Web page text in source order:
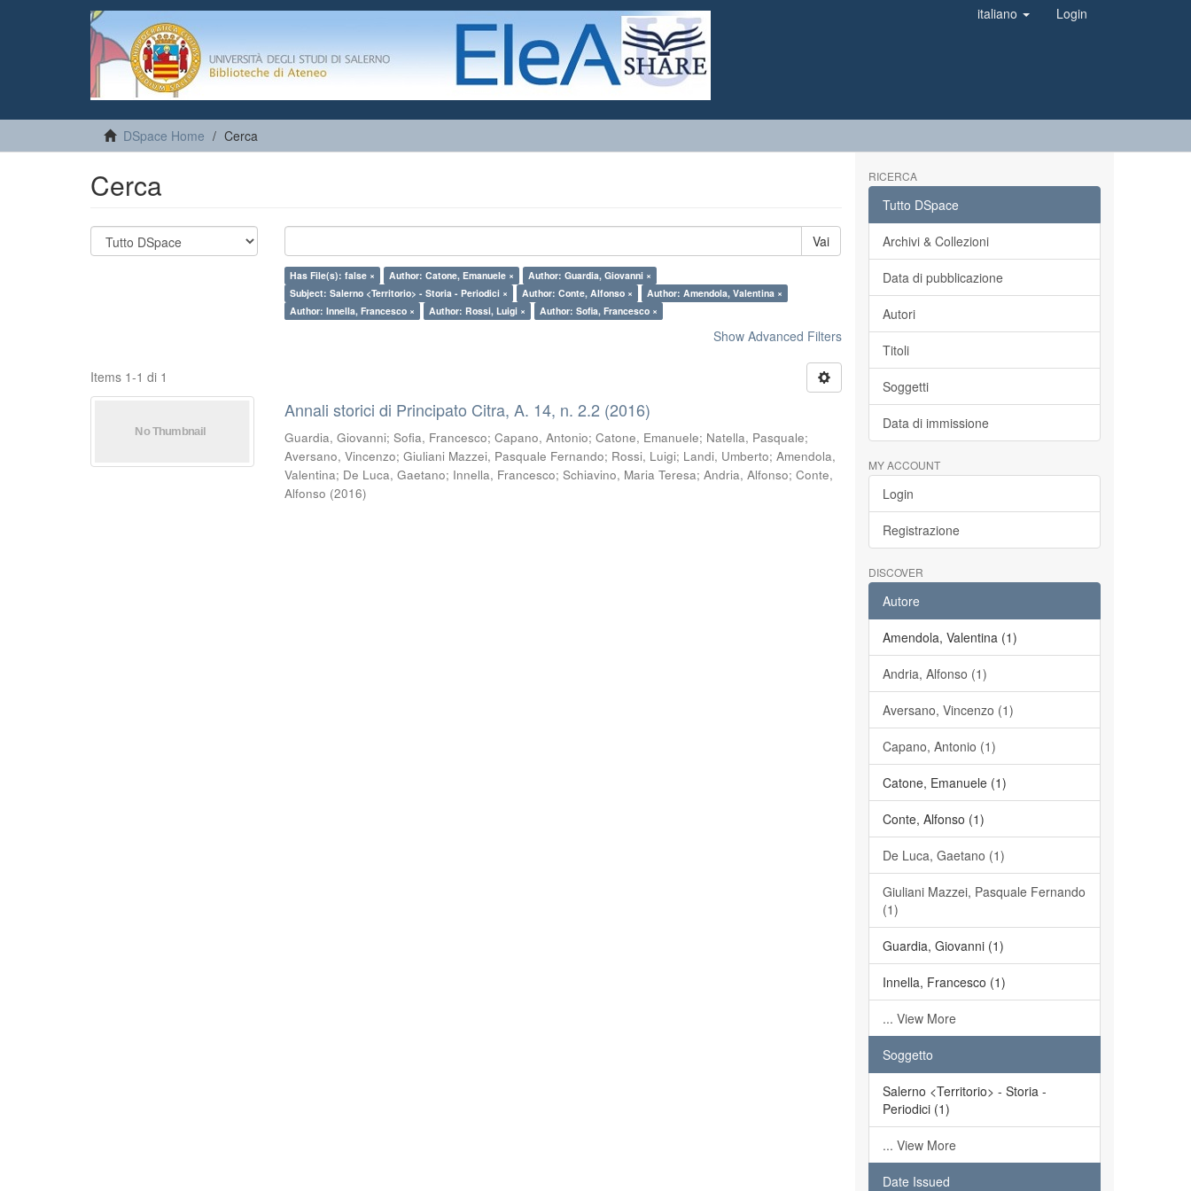
italiano Login
DSpace Home Cerca
Cerca
Vai
Has File(s): false × Author: Catone, Emanuele ×
Author: Guardia, Giovanni ×
Subject: Salerno <Territorio> - Storia - Periodici ×
Author: Conte, Alfonso ×
Author: Amendola, Valentina ×
Author: Innella, Francesco ×
Author: Rossi, Luigi × Author: Sofia, Francesco ×
Show Advanced Filters
Items 1-1 di 1
Annali storici di Principato Citra, A. 14, n. 2.2 (2016)
Guardia, Giovanni;Sofia, Francesco;Capano, Antonio;Catone, Emanuele; Natella, Pasquale;
Aversano, Vincenzo;Giuliani Mazzei, Pasquale Fernando; Rossi, Luigi; Landi, Umberto;Amendola,
Valentina; De Luca, Gaetano; Innella, Francesco;Schiavino, Maria Teresa;Andria, Alfonso;Conte,
Alfonso (2016)
RICERCA
Tutto DSpace
Archivi & Collezioni
Data di pubblicazione
Autori
Titoli
Soggetti
Data di immissione
MY ACCOUNT
Login
Registrazione
DISCOVER
Autore
Amendola, Valentina (1)
Andria, Alfonso (1)
Aversano, Vincenzo (1)
Capano, Antonio (1)
Catone, Emanuele (1)
Conte, Alfonso (1)
De Luca, Gaetano (1)
Giuliani Mazzei, Pasquale Fernando
(1)
Guardia, Giovanni (1)
Innella, Francesco (1)
... View More
Soggetto
Salerno <Territorio> - Storia -
Periodici (1)
... View More
Date Issued